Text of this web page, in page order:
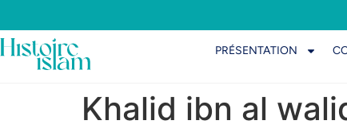
PRÉSENTATION
Khalid ibn al